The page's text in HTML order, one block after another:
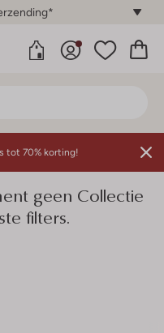
tot 70% korting!
geen Collectie
filters.